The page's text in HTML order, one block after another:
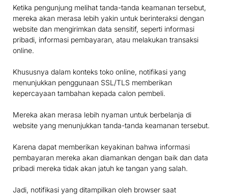
Ketika pengunjung melihat tanda-tanda keamanan tersebut,
mereka akan merasa lebih yakin untuk berinteraksi dengan
website dan mengirimkan data sensitif, seperti informasi
pribadi, informasi pembayaran, atau melakukan transaksi
online.
Khususnya dalam konteks toko online, notifikasi yang
menunjukkan penggunaan SSL/TLS memberikan
kepercayaan tambahan kepada calon pembeli.
Mereka akan merasa lebih nyaman untuk berbelanja di
website yang menunjukkan tanda-tanda keamanan tersebut.
Karena dapat memberikan keyakinan bahwa informasi
pembayaran mereka akan diamankan dengan baik dan data
pribadi mereka tidak akan jatuh ke tangan yang salah.
Jadi, notifikasi yang ditampilkan oleh browser saat